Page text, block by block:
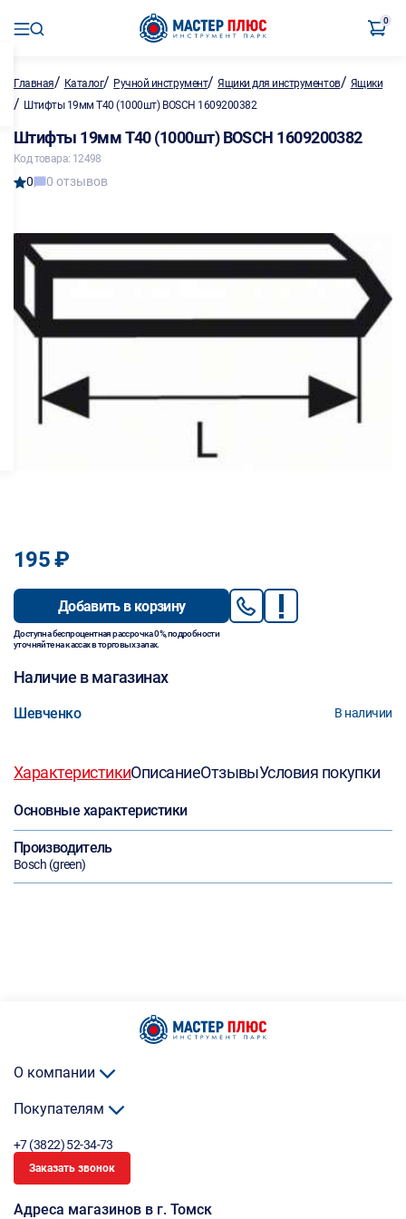
0
Главная/ Каталог/ Ручной инструмент/Ящики для инструментов/ Ящики
/ Штифты 19мм T40 (1000шт) BOSCH 1609200382
Штифты 19мм T40 (1000шт) BOSCH 1609200382
Код товара: 12498
0 0 отзывов
195 ₽
Добавить в корзину
Доступна беспроцентная рассрочка 0%, подробности
уточняйте на кассах в торговых залах.
Наличие в магазинах
Шевченко В наличии
ХарактеристикиОписаниеОтзывыУсловия покупки
Основные характеристики
Производитель
Bosch (green)
О компании
Покупателям
+7 (3822) 52-34-73
Заказать звонок
Адреса магазинов в г. Томск